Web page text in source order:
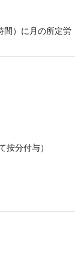
間）に月の所定労
按分付与）